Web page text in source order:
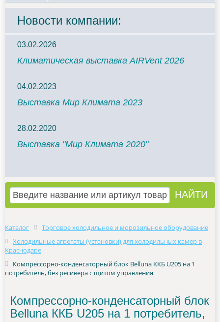
Новости компании:
03.02.2026
Климатическая выставка AIRVent 2026
04.02.2023
Выставка Мир Климата 2023
28.02.2020
Выставка "Мир Климата 2020"
Каталог
Торговое холодильное и морозильное оборудование
Холодильные агрегаты (установки) для холодильных камер в
Краснодаре
Компрессорно-конденсаторный блок Belluna ККБ U205 на 1
потребитель, без ресивера с щитом управления
Компрессорно-конденсаторный блок
Belluna ККБ U205 на 1 потребитель,